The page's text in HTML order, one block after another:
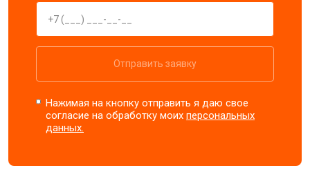
Отправить заявку
Нажимая на кнопку отправить я даю свое
согласие на обработку моихперсональных
данных.